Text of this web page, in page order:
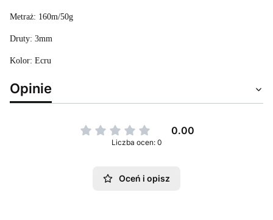
Metraż: 160m/50g
Druty: 3mm
Kolor: Ecru
Opinie
0.00
Liczba ocen: 0
Oceń i opisz